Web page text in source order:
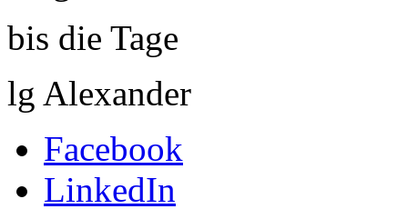
bis die Tage
lg Alexander
Facebook
LinkedIn